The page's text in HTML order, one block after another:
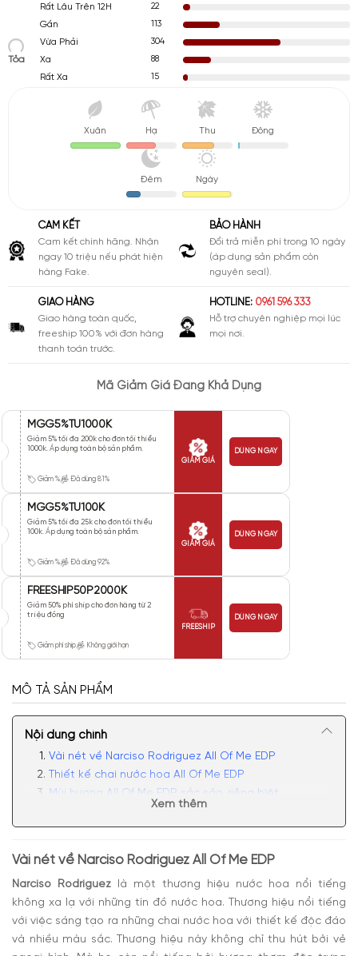
Rất Lâu Trên 12H
22
Tỏa
Gần
113
Vừa Phải
304
Xa
88
Rất Xa
15
Xuân Hạ Thu Đông
Đêm Ngày
CAM KẾT
Cam kết chính hãng. Nhận
ngay 10 triệu nếu phát hiện
hàng Fake.
BẢO HÀNH
Đổi trả miễn phí trong 10 ngày
(áp dụng sản phẩm còn
nguyên seal).
GIAO HÀNG
Giao hàng toàn quốc,
freeship 100% với đơn hàng
thanh toán trước.
HOTLINE: 0961 596 333
Hỗ trợ chuyên nghiệp mọi lúc
mọi nơi.
Mã Giảm Giá Đang Khả Dụng
MGG5%TU1000K
Giảm 5% tối đa 200k cho đơn tối thiểu
1000k. Áp dụng toàn bộ sản phẩm.
Giảm % Đã dùng 81%
GIẢM GIÁ
DÙNG NGAY
MGG5%TU100K
Giảm 5% tối đa 25k cho đơn tối thiểu
100k. Áp dụng toàn bộ sản phẩm.
Giảm % Đã dùng 92%
GIẢM GIÁ
DÙNG NGAY
FREESHIP50P2000K
Giảm 50% phí ship cho đơn hàng từ 2
triệu đồng
Giảm phí ship Không giới hạn
FREESHIP
DÙNG NGAY
MÔ TẢ SẢN PHẨM
Nội dung chính
Vài nét về Narciso Rodriguez All Of Me EDP
Thiết kế chai nước hoa All Of Me EDP
Mùi hương All Of Me EDP sắc sảo, riêng biệt
Me EDP
Xem thêm
Vài nét về Narciso Rodriguez All Of Me EDP
Narciso Rodriguez là một thương hiệu nước hoa nổi tiếng
không xa lạ với những tín đồ nước hoa. Thương hiệu nổi tiếng
với việc sáng tạo ra những chai nước hoa với thiết kế độc đáo
và nhiều màu sắc. Thương hiệu này không chỉ thu hút bởi vẻ